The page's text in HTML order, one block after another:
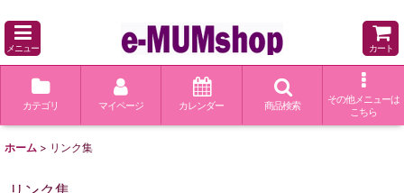
メニュー カート
カテゴリ マイページ カレンダー 商品検索
その他メニューは
こちら
ホーム > リンク集